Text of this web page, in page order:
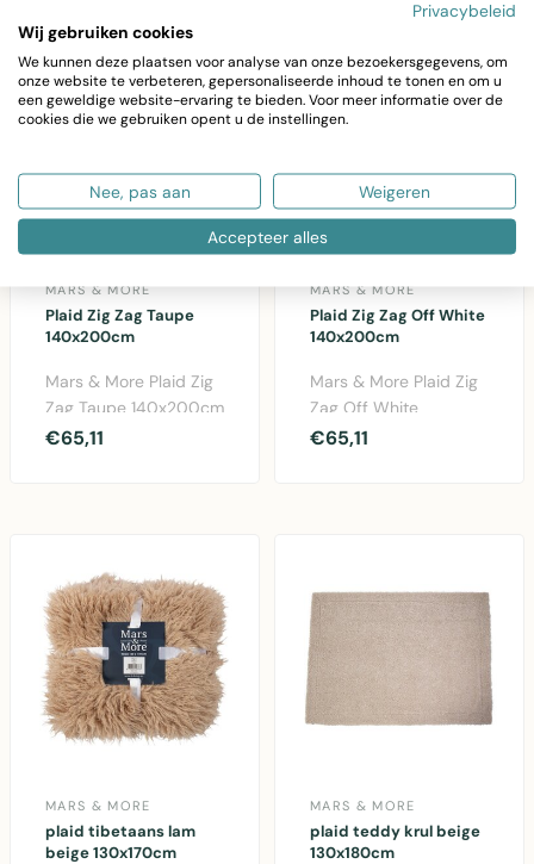
MARS & MORE
Plaid Zig Zag Taupe
140x200cm
Mars & More Plaid Zig
Zag Taupe 140x200cm
- Gezellige polyester
€65,11
MARS & MORE
Plaid Zig Zag Off White
140x200cm
Mars & More Plaid Zig
Zag Off White
140x200cm -
€65,11
MARS & MORE
plaid tibetaans lam
beige 130x170cm
MARS & MORE
plaid teddy krul beige
130x180cm
Privacybeleid
Wij gebruiken cookies
We kunnen deze plaatsen voor analyse van onze bezoekersgegevens, om
onze website te verbeteren, gepersonaliseerde inhoud te tonen en om u
een geweldige website-ervaring te bieden. Voor meer informatie over de
cookies die we gebruiken opent u de instellingen.
Nee, pas aan Weigeren
Accepteer alles